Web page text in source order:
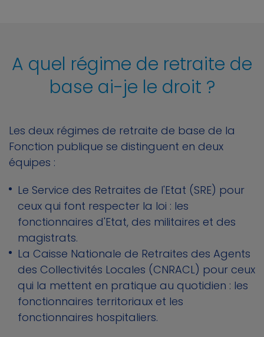
A quel régime de retraite de
base ai-je le droit ?
Les deux régimes de retraite de base de la
Fonction publique se distinguent en deux
équipes :
Le Service des Retraites de l'Etat (SRE) pour
ceux qui font respecter la loi : les
fonctionnaires d'Etat, des militaires et des
magistrats.
La Caisse Nationale de Retraites des Agents
des Collectivités Locales (CNRACL) pour ceux
qui la mettent en pratique au quotidien : les
fonctionnaires territoriaux et les
fonctionnaires hospitaliers.